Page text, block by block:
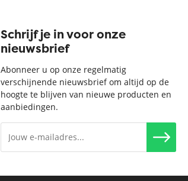
Schrijf je in voor onze
nieuwsbrief
Abonneer u op onze regelmatig
verschijnende nieuwsbrief om altijd op de
hoogte te blijven van nieuwe producten en
aanbiedingen.